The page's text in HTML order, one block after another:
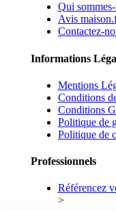
Qui
Avis
Contactez-
Informations
Mentions
Conditions
Conditions
Politique de
Politique de
Professionnels
Référencez
>